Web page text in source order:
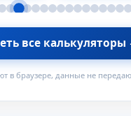
все
в браузере, данные не